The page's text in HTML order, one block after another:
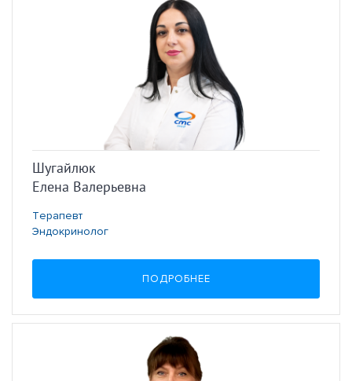
Шугайлюк
Елена Валерьевна
Терапевт
Эндокринолог
ПОДРОБНЕЕ